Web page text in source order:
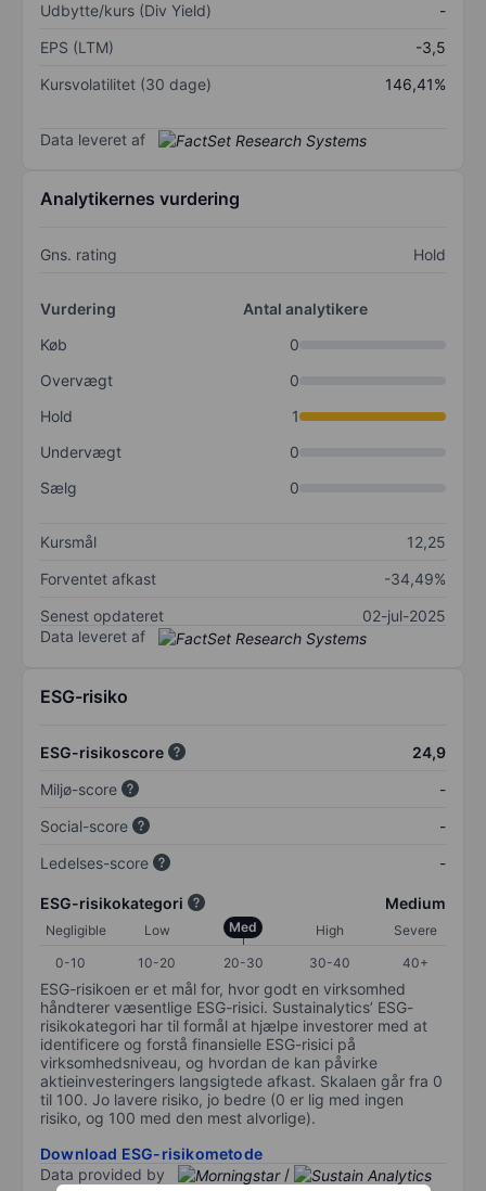
Udbytte/kurs (Div Yield)
-
EPS (LTM)
-3,5
Kursvolatilitet (30 dage)
146,41%
Data leveret af
Analytikernes vurdering
Gns. rating Hold
Vurdering
Antal analytikere
Køb
0
Overvægt
0
Hold
1
Undervægt
0
Sælg
0
Kursmål
12,25
Forventet afkast
-34,49%
Senest opdateret
02-jul-2025
Data leveret af
ESG-risiko
ESG-risikoscore
24,9
Miljø-score
-
Social-score
-
Ledelses-score
-
ESG-risikokategori Medium
Negligible Low Med High
Severe
0-10
10-20 20-30 30-40 40+
ESG-risikoen er et mål for, hvor godt en virksomhed
håndterer væsentlige ESG-risici. Sustainalytics’ ESG-
risikokategori har til formål at hjælpe investorer med at
identificere og forstå finansielle ESG-risici på
virksomhedsniveau, og hvordan de kan påvirke
aktieinvesteringers langsigtede afkast. Skalaen går fra 0
til 100. Jo lavere risiko, jo bedre (0 er lig med ingen
risiko, og 100 med den mest alvorlige).
Download ESG-risikometode
Data provided by
/